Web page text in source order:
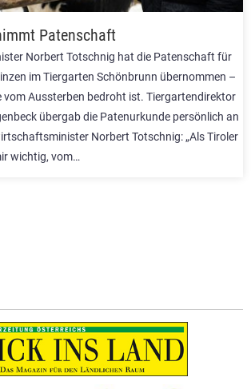
Patenschaft
Norbert Totschnig hat die Patenschaft für
im Tiergarten Schönbrunn übernommen –
vom Aussterben bedroht ist. Tiergartendirektor
übergab die Patenurkunde persönlich an
Norbert Totschnig: „Als Tiroler
wichtig, vom…